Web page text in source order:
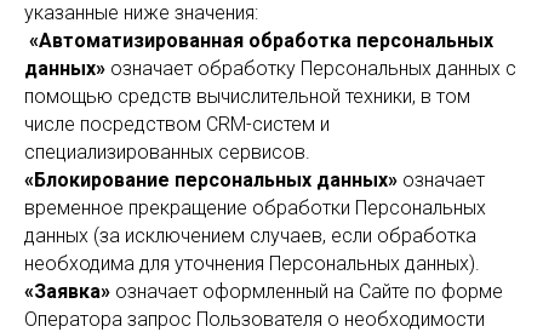
указанные ниже значения:
«Автоматизированная обработка персональных
данных» означает обработку Персональных данных с
помощью средств вычислительной техники, в том
числе посредством CRM-систем и
специализированных сервисов.
«Блокирование персональных данных» означает
временное прекращение обработки Персональных
данных (за исключением случаев, если обработка
необходима для уточнения Персональных данных).
«Заявка» означает оформленный на Сайте по форме
Оператора запрос Пользователя о необходимости